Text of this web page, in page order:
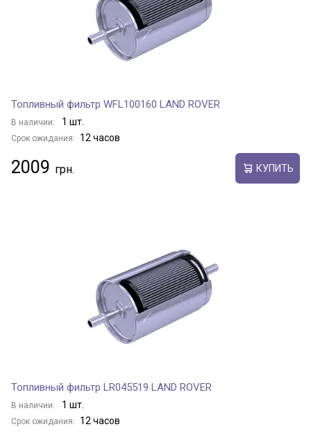
Топливный фильтр WFL100160 LAND ROVER
В наличии: 1 шт.
Срок ожидания: 12 часов
2009 КУПИТЬ
Топливный фильтр LR045519 LAND ROVER
В наличии: 1 шт.
Срок ожидания: 12 часов